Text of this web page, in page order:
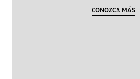
CONOZCA MÁS